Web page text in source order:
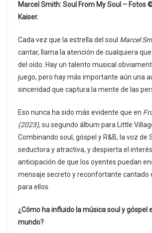
Marcel Smith: Soul From My Soul – Fotos
Kaiser.
Cada vez que la estrella del soul Marcel
cantar, llama la atención de cualquiera
del oído. Hay un talento musical
juego, pero hay más importante aún una
sinceridad que captura la mente de las
Eso nunca ha sido más evidente que en
(2023),su segundo álbum para Little
Combinando soul, góspel y R&B, la voz de
seductora y atractiva, y despierta el
anticipación de que los oyentes puedan
mensaje secreto y reconfortante cantado
para ellos.
¿Cómo ha influido la música soul y góspel
mundo?